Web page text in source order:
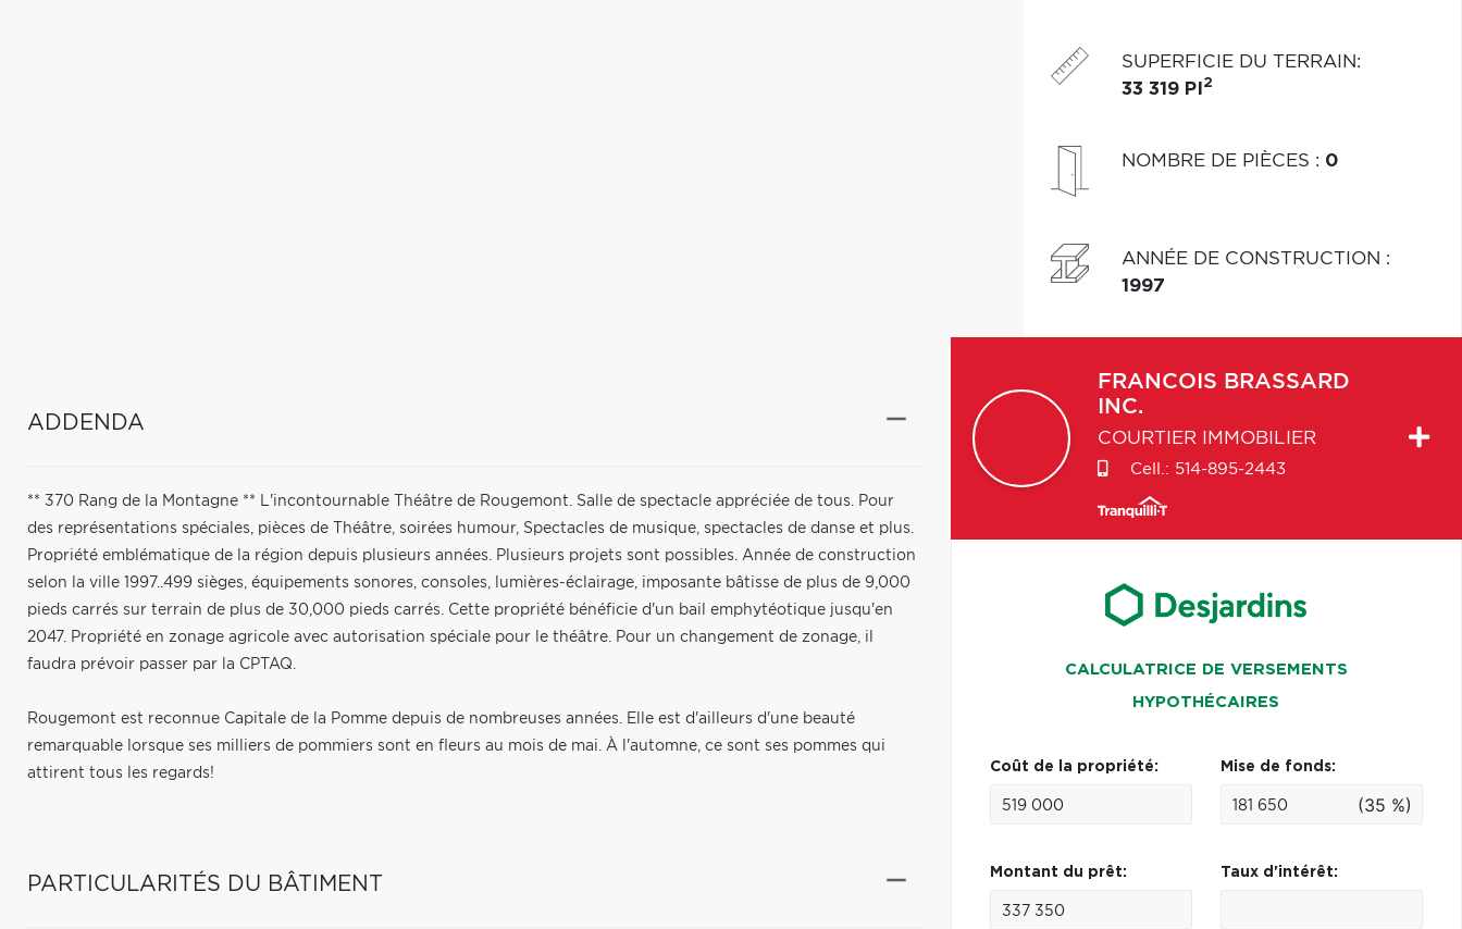
2047. Beaucoup d'améliorations en 2025.
SUPERFICIE DU TERRAIN:
33 319 PI 2
NOMBRE DE PIÈCES : 0
ANNÉE DE CONSTRUCTION :
1997
ADDENDA
** 370 Rang de la Montagne ** L'incontournable Théâtre de Rougemont. Salle de spectacle appréciée de tous. Pour
des représentations spéciales, pièces de Théâtre, soirées humour, Spectacles de musique, spectacles de danse et plus.
Propriété emblématique de la région depuis plusieurs années. Plusieurs projets sont possibles. Année de construction
selon la ville 1997..499 sièges, équipements sonores, consoles, lumières-éclairage, imposante bâtisse de plus de 9,000
pieds carrés sur terrain de plus de 30,000 pieds carrés. Cette propriété bénéficie d'un bail emphytéotique jusqu'en
2047. Propriété en zonage agricole avec autorisation spéciale pour le théâtre. Pour un changement de zonage, il
faudra prévoir passer par la CPTAQ.
Rougemont est reconnue Capitale de la Pomme depuis de nombreuses années. Elle est d'ailleurs d'une beauté
remarquable lorsque ses milliers de pommiers sont en fleurs au mois de mai. À l'automne, ce sont ses pommes qui
attirent tous les regards!
PARTICULARITÉS DU BÂTIMENT
FRANCOIS BRASSARD
INC.
COURTIER IMMOBILIER
Cell.: 514-895-2443
CALCULATRICE DE VERSEMENTS
HYPOTHÉCAIRES
Coût de la propriété: Mise de fonds:
(35 %)
Montant du prêt: Taux d'intérêt: